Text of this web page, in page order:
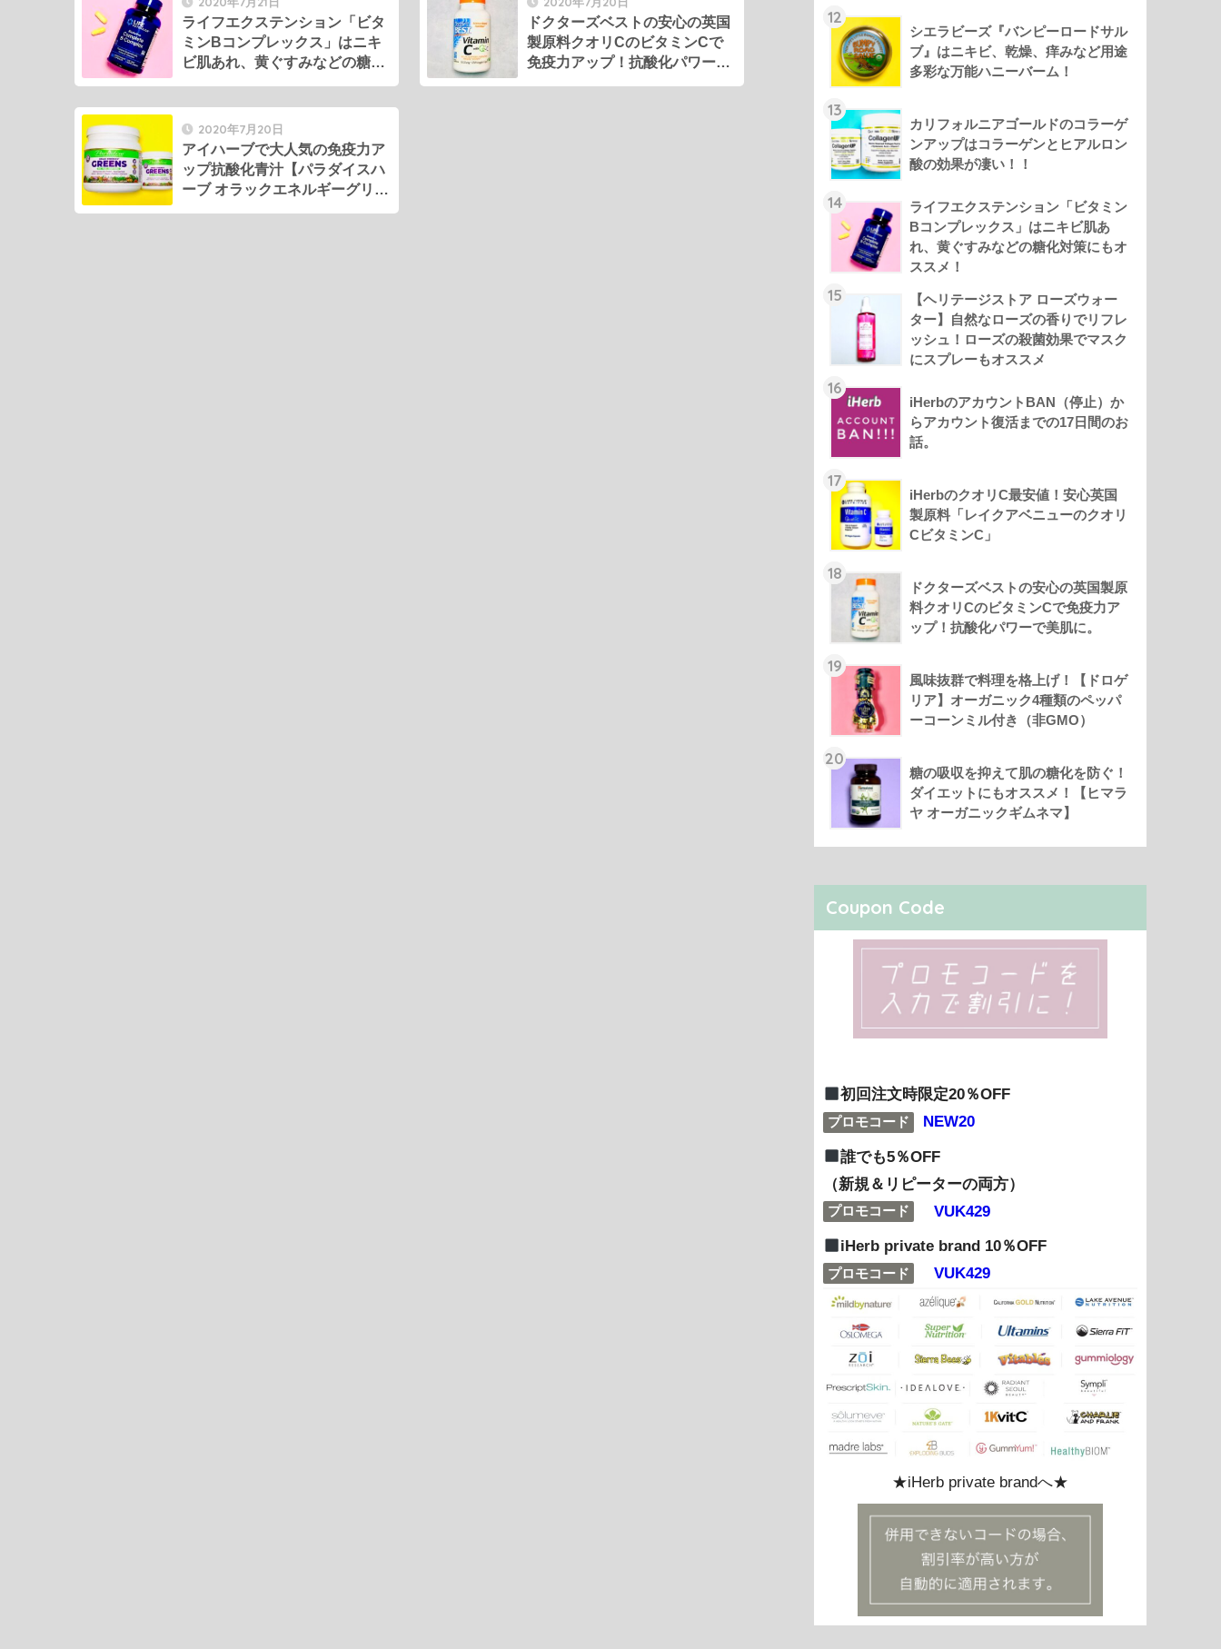
ライフエクステンション「ビタ
ミンBコンプレックス」はニキ
ビ肌あれ、黄ぐすみなどの糖化
ドクターズベストの安心の英国
製原料クオリCのビタミンCで
免疫力アップ！抗酸化パワーで
2020年7月20日
アイハーブで大人気の免疫力ア
ップ抗酸化青汁【パラダイスハ
ーブ オラックエネルギーグリー
12
シエラビーズ『バンピーロードサル
ブ』はニキビ、乾燥、痒みなど用途
多彩な万能ハニーバーム！
13
カリフォルニアゴールドのコラーゲ
ンアップはコラーゲンとヒアルロン
酸の効果が凄い！！
14
ライフエクステンション「ビタミン
Bコンプレックス」はニキビ肌あ
れ、黄ぐすみなどの糖化対策にもオ
ススメ！
15
【ヘリテージストア ローズウォー
ター】自然なローズの香りでリフレ
ッシュ！ローズの殺菌効果でマスク
にスプレーもオススメ
16
iHerbのアカウントBAN（停止）か
らアカウント復活までの17日間のお
話。
17
iHerbのクオリC最安値！安心英国
製原料「レイクアベニューのクオリ
CビタミンC」
18
ドクターズベストの安心の英国製原
料クオリCのビタミンCで免疫力ア
ップ！抗酸化パワーで美肌に。
19
風味抜群で料理を格上げ！【ドロゲ
リア】オーガニック4種類のペッパ
ーコーンミル付き（非GMO）
20
糖の吸収を抑えて肌の糖化を防ぐ！
ダイエットにもオススメ！【ヒマラ
ヤ オーガニックギムネマ】
Coupon Code
初回注文時限定20％OFF
プロモコード NEW20
誰でも5％OFF
（新規＆リピーターの両方）
プロモコード VUK429
iHerb private brand 10％OFF
プロモコード VUK429
★iHerb private brandへ★